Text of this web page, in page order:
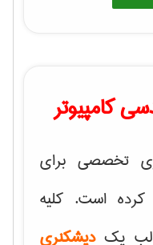
کامپیوتر
تخصصی برای
کرده است. کلیه
یکدیشکنری